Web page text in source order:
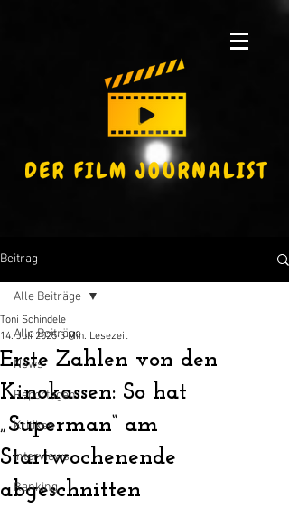
Beitrag
Alle Beiträge
News
Reportagen
Kritiken
Interviews
Ranking
Alle Beiträge
Erste Zahlen von den
Kinokassen: So hat
„Superman“ am
Startwochenende
abgeschnitten
Toni Schindele
14. Juli 2025 3 Min. Lesezeit